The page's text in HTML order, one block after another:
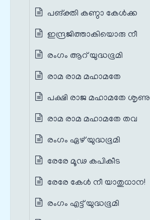
പങ്‌ക്തി കണ്ഠാ കേള്‍ക്ക
ഇന്ദ്രജിത്താകിയൊരു നീ
രംഗം ആറ് യുദ്ധഭൂമി
രാമ രാമ മഹാമതേ
പക്ഷി രാജ മഹാമതേ ശൃണു
രാമ രാമ മഹാമതേ തവ
രംഗം ഏഴ് യുദ്ധഭൂമി
രേരേ മൂഢ കപികീട
രേരേ കേൾ നീ യാതുധാന!
രംഗം എട്ട് യുദ്ധഭൂമി